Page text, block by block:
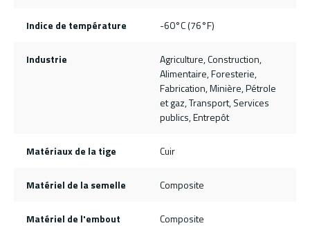
Indice de température -60°C (76°F)
Industrie
Agriculture, Construction,
Alimentaire, Foresterie,
Fabrication, Minière, Pétrole
et gaz, Transport, Services
publics, Entrepôt
Matériaux de la tige Cuir
Matériel de la semelle Composite
Matériel de l'embout Composite